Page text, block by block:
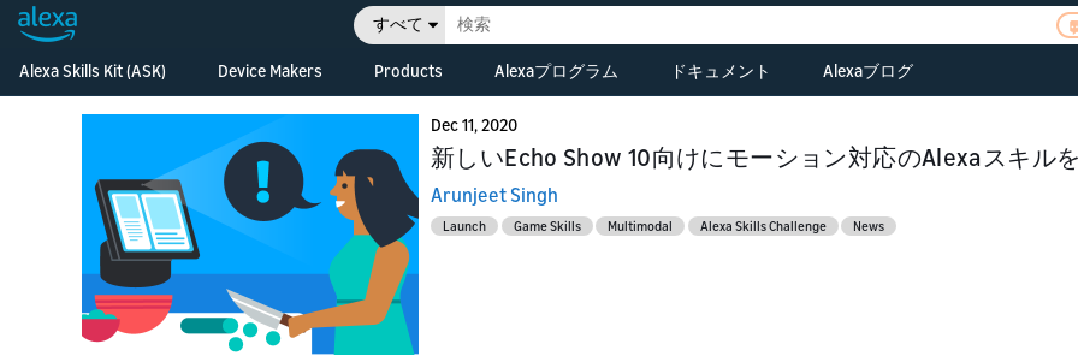
すべて
Alexa Skills Kit (ASK)
Developer コンソール
Release Updates
Resources
Device Makers
devices with Alexa
Voice Service
Overview
Integrate Alexa
products.
Learn
Discover AVS
Connected Devices
Connect your smart
devices to Alexa
Overview
Create a smarter
Products
Alexa Voice Service
Alexa Smart Home
Alexa Gadgets Toolkit
Alexaプログラム
ご応募
皆様のお話をお聞か
ポートフォリオ
トフォリオカンパニ
Alexa Prize
ドキュメント
AVS関連ドキュメント
ス関連ドキュメント
Alexaブログ
Dec 11, 2020
新しいEcho Show 10向けにモーション対応のAlexaスキル
Arunjeet Singh
Launch Game Skills Multimodal Alexa Skills Challenge News